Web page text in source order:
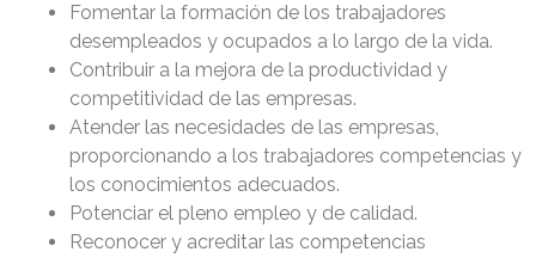
Fomentar la formación de los trabajadores
desempleados y ocupados a lo largo de la vida.
Contribuir a la mejora de la productividad y
competitividad de las empresas.
Atender las necesidades de las empresas,
proporcionando a los trabajadores competencias y
los conocimientos adecuados.
Potenciar el pleno empleo y de calidad.
Reconocer y acreditar las competencias